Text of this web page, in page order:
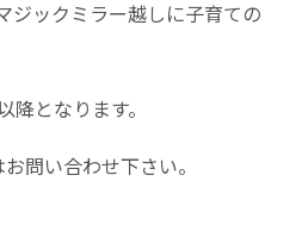
ジックミラー越しに子育ての
降となります。
問い合わせ下さい。